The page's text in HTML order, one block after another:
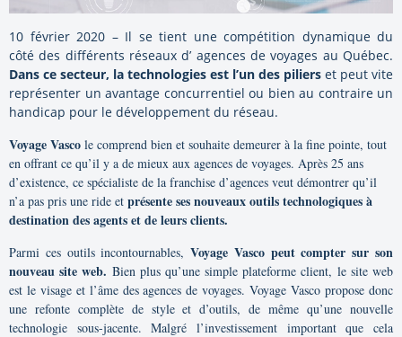
10 février 2020 – Il se tient une compétition dynamique du
côté des différents réseaux d’ agences de voyages au Québec.
Dans ce secteur, la technologies est l’un des piliers et peut vite
représenter un avantage concurrentiel ou bien au contraire un
handicap pour le développement du réseau.
Voyage Vasco le comprend bien et souhaite demeurer à la fine pointe, tout
en offrant ce qu’il y a de mieux aux agences de voyages. Après 25 ans
d’existence, ce spécialiste de la franchise d’agences veut démontrer qu’il
n’a pas pris une ride et présente ses nouveaux outils technologiques à
destination des agents et de leurs clients.
Parmi ces outils incontournables,Voyage Vasco peut compter sur son
nouveau site web. Bien plus qu’une simple plateforme client, le site web
est le visage et l’âme des agences de voyages. Voyage Vasco propose donc
une refonte complète de style et d’outils, de même qu’une nouvelle
technologie sous-jacente. Malgré l’investissement important que cela